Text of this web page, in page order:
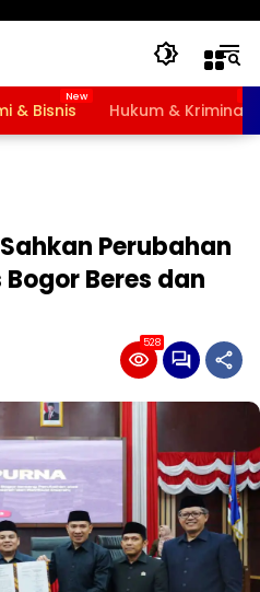
& Bisnis Hukum & Kriminal
Perubahan
Bogor Beres dan
528